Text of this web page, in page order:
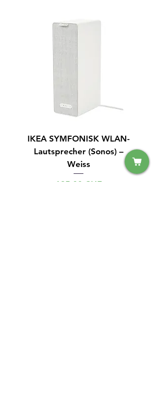
IKEA SYMFONISK WLAN-
Lautsprecher (Sonos) –
Weiss
Preis
125,00 CHF